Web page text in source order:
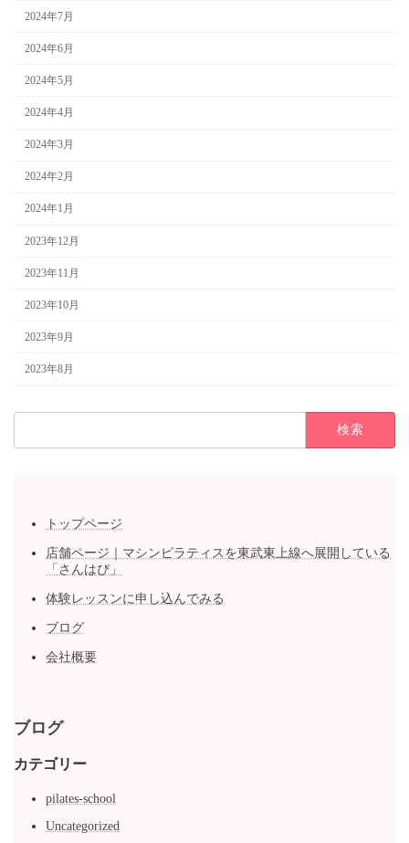
2024年7月
2024年6月
2024年5月
2024年4月
2024年3月
2024年2月
2024年1月
2023年12月
2023年11月
2023年10月
2023年9月
2023年8月
検
トップページ
店舗ページ｜マシンピラティスを東武東上線へ展開している
「さんはぴ」
体験レッスンに申し込んでみる
ブログ
会社概要
ブログ
カテゴリー
pilates-school
Uncategorized